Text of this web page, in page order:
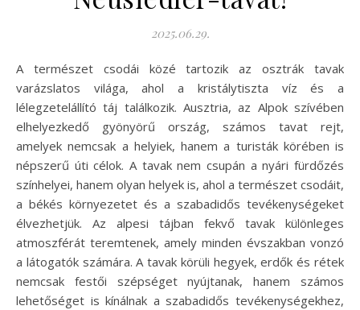
2025.06.29.
A természet csodái közé tartozik az osztrák tavak
varázslatos világa, ahol a kristálytiszta víz és a
lélegzetelállító táj találkozik. Ausztria, az Alpok szívében
elhelyezkedő gyönyörű ország, számos tavat rejt,
amelyek nemcsak a helyiek, hanem a turisták körében is
népszerű úti célok. A tavak nem csupán a nyári fürdőzés
színhelyei, hanem olyan helyek is, ahol a természet csodáit,
a békés környezetet és a szabadidős tevékenységeket
élvezhetjük. Az alpesi tájban fekvő tavak különleges
atmoszférát teremtenek, amely minden évszakban vonzó
a látogatók számára. A tavak körüli hegyek, erdők és rétek
nemcsak festői szépséget nyújtanak, hanem számos
lehetőséget is kínálnak a szabadidős tevékenységekhez,